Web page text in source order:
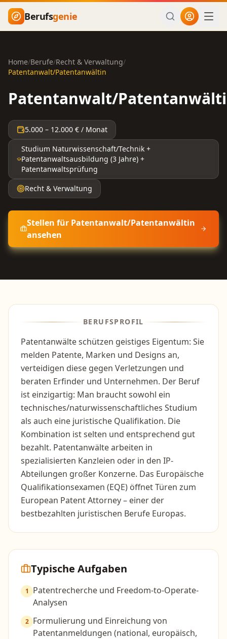
Zum Hauptinhalt springen
Berufsgenie
Home/Berufe/Recht & Verwaltung/
Patentanwalt/Patentanwältin
Patentanwalt/
5.000 – 12.000 € / Monat
Studium Naturwissenschaft/Technik +
Patentanwaltsausbildung (3 Jahre) +
Patentanwaltsprüfung
Recht & Verwaltung
Stellen für Patentanwalt/Patentanwältin
ansehen
BERUFSPROFIL
Patentanwälte schützen geistiges Eigentum: Sie
melden Patente, Marken und Designs an,
verteidigen diese gegen Verletzungen und
beraten Erfinder und Unternehmen. Der Beruf
ist einzigartig: Man braucht sowohl ein
technisches/naturwissenschaftliches Studium
als auch eine juristische Qualifikation. Die
Kombination ist selten und entsprechend gut
bezahlt. Patentanwälte arbeiten in
spezialisierten Kanzleien oder in den IP-
Abteilungen großer Konzerne. Das Europäische
Qualifikationsexamen (EQE) öffnet Türen zum
European Patent Attorney – einer der
bestbezahlten juristischen Berufe Europas.
Typische Aufgaben
1
Patentrecherche und Freedom-to-Operate-
Analysen
2 Formulierung und Einreichung von
Patentanmeldungen (national, europäisch,